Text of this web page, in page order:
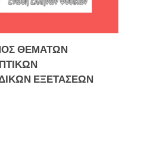
ΘΕΜΑΤΩΝ
ΕΞΕΤΑΣΕΩΝ